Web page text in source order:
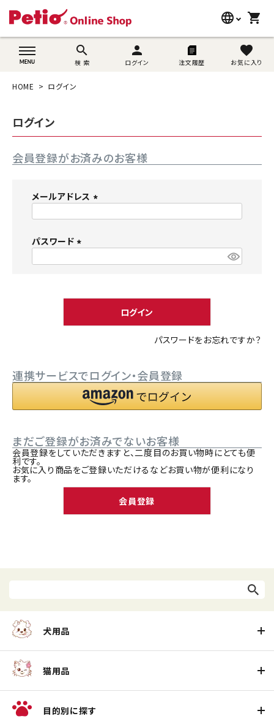
language
wovn-lang-name
shopping_cart
search
検 索
person
ログイン 注文履歴
favorite
お気に入り
search
うさぎ用品
ブランド別に探す
目的別に探す
SNS
ようこそ ゲスト 様
person 新規会員登録
HOME ログイン
ログイン
会員登録がお済みのお客様
メールアドレス
パスワード
)
ログイン
パスワードをお忘れですか？
連携サービスでログイン・会員登録
まだご登録がお済みでないお客様
会員登録をしていただきますと、二度目のお買い物時にとても便
利です。
お気に入り商品をご登録いただけるなどお買い物が便利になり
ます。
会員登録
犬用品
猫用品
目的別に探す